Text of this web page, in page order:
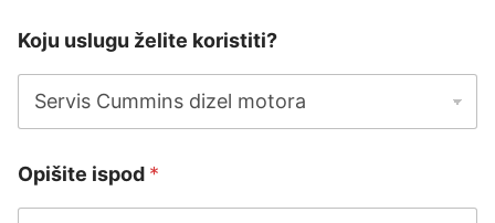
Koju uslugu želite koristiti?
Opišite ispod *